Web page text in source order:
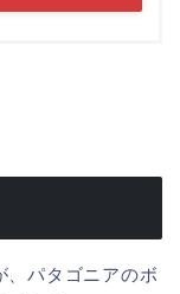
、パタゴニアのボ